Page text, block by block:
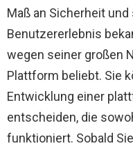
Maß an Sicherheit
Benutzererlebnis
wegen seiner großen
Plattform beliebt. Sie
Entwicklung einer
entscheiden, die
funktioniert. Sobald